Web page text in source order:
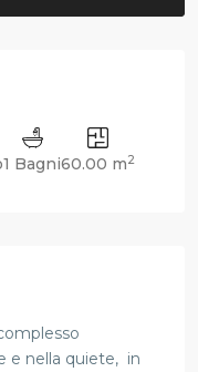
1 Bagni60.00 m2
e nella quiete, in